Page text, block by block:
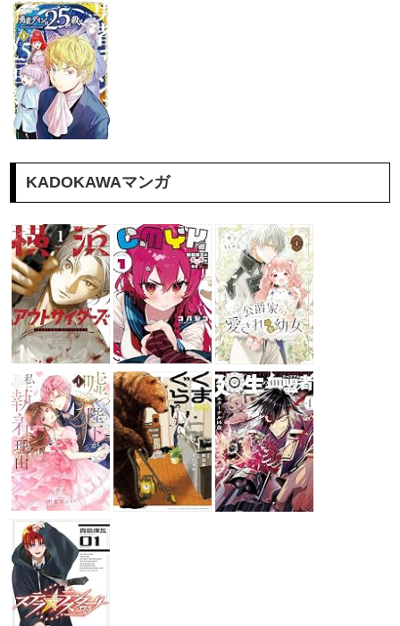
KADOKAWAマンガ